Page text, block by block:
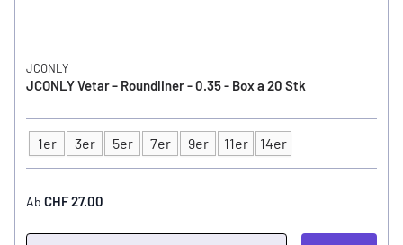
JCONLY
JCONLY Vetar - Roundliner - 0.35 - Box a 20 Stk
Typ
1er 3er 5er 7er 9er 11er 14er
Ab CHF 27.00